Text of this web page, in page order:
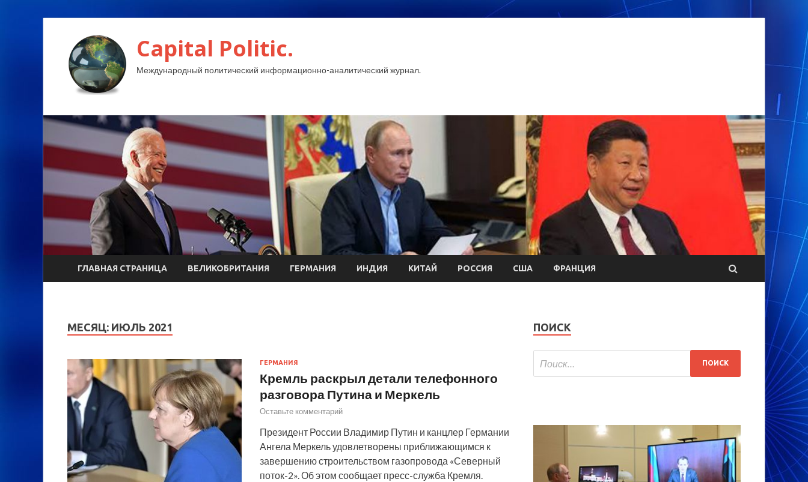
Capital Politic.
Международный политический информационно-аналитический журнал.
ГЛАВНАЯ СТРАНИЦА ВЕЛИКОБРИТАНИЯ ГЕРМАНИЯ ИНДИЯ КИТАЙ РОССИЯ США ФРАНЦИЯ
МЕСЯЦ: ИЮЛЬ 2021
ГЕРМАНИЯ
Кремль раскрыл детали телефонного
разговора Путина и Меркель
Оставьте комментарий
Президент России Владимир Путин и канцлер Германии
Ангела Меркель удовлетворены приближающимся к
завершению строительством газопровода «Северный
поток-2». Об этом сообщает пресс-служба Кремля.
ПОИСК